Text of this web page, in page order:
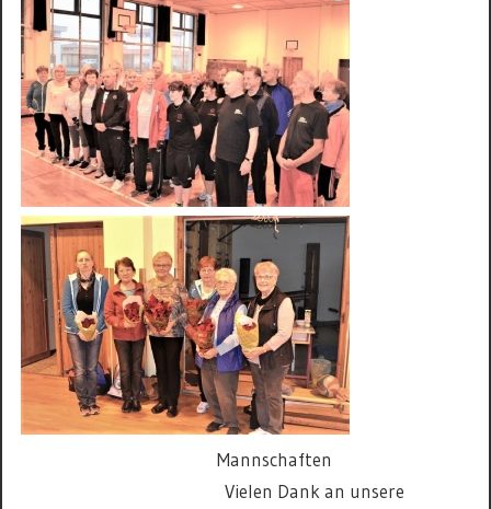
Mannschaften
Vielen Dank an unsere